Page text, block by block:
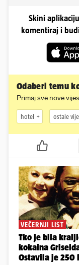
Skini
komentiraj i
Odaberi temu
Primaj sve nove
hotel ostale